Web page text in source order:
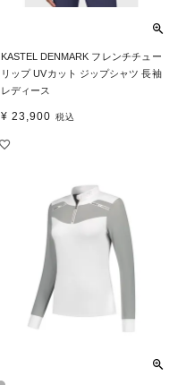
KASTEL DENMARK フレンチチュー
リップ UVカット ジップシャツ 長袖
レディース
¥ 23,900 税込